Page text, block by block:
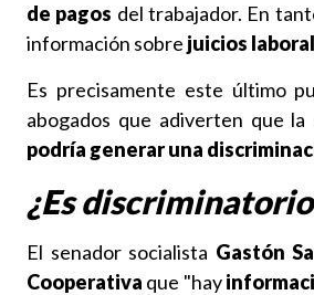
de pagos del trabajador. En
información sobre juicios
Es precisamente este último
abogados que adiverten que
podría generar una
¿Es
El senador socialista Gastón
Cooperativa que "hay